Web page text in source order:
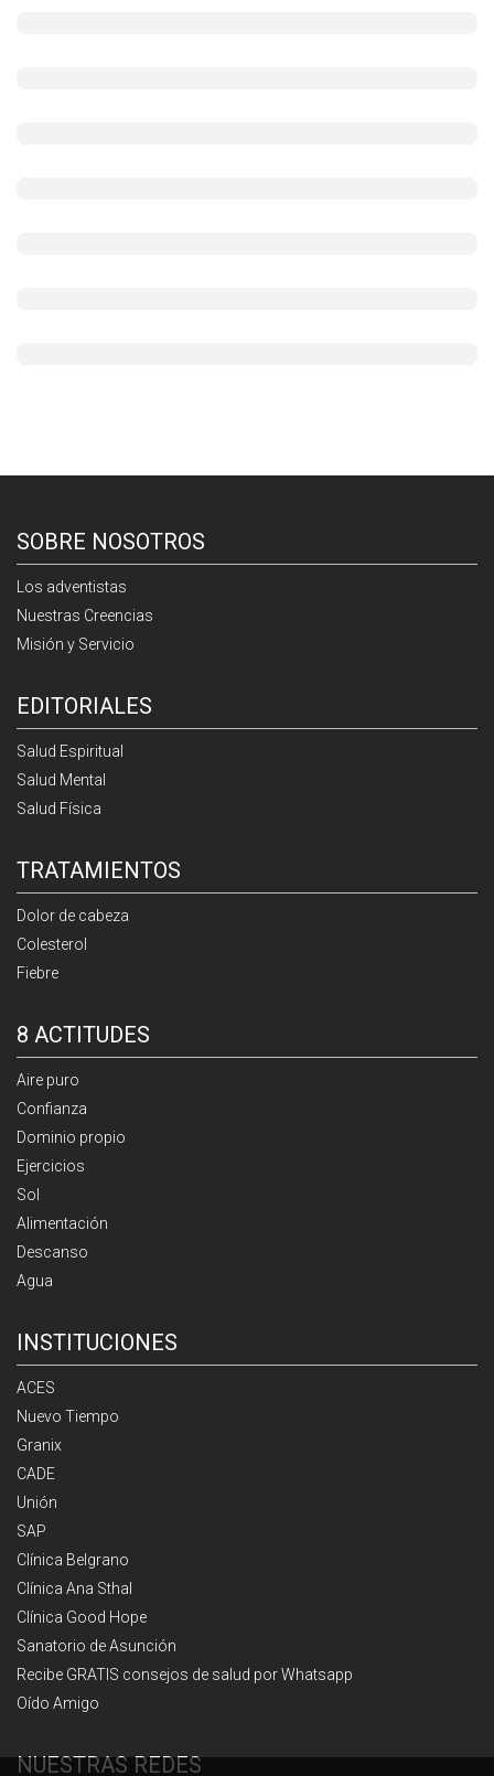
SOBRE NOSOTROS
Los adventistas
Nuestras Creencias
Misión y Servicio
EDITORIALES
Salud Espiritual
Salud Mental
Salud Física
TRATAMIENTOS
Dolor de cabeza
Colesterol
Fiebre
8 ACTITUDES
Aire puro
Confianza
Dominio propio
Ejercicios
Sol
Alimentación
Descanso
Agua
INSTITUCIONES
ACES
Nuevo Tiempo
Granix
CADE
Unión
SAP
Clínica Belgrano
Clínica Ana Sthal
Clínica Good Hope
Sanatorio de Asunción
Recibe GRATIS consejos de salud por Whatsapp
Oído Amigo
NUESTRAS REDES